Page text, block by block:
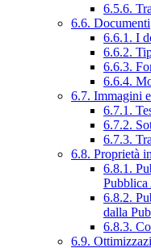
6.5.6.
6.6. Documenti
6.6.1. I
6.6.2.
6.6.3.
6.6.4.
6.7. Immagini
6.7.1.
6.7.2.
6.7.3.
6.8. Proprietà
6.8.1.
6.8.2.
dalla
6.8.3.
6.9.